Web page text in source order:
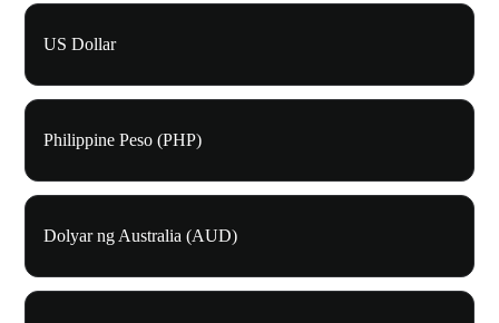
US Dollar
Philippine Peso (PHP)
Dolyar ng Australia (AUD)